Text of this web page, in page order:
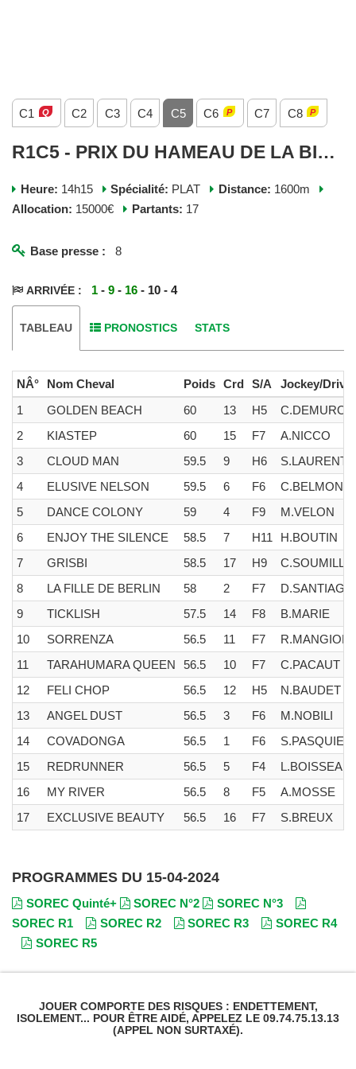
C1 C2 C3 C4 C5 C6 C7 C8
R1C5 - PRIX DU HAMEAU DE LA BICHE - LUNDI 15 AVRIL 2024
Heure: 14h15 Spécialité: PLAT Distance: 1600m
Allocation: 15000€ Partants: 17
Base presse : 8
ARRIVÉE : 1 -9 - 16 - 10 - 4
TABLEAU PRONOSTICS STATS
NÂ° Nom Cheval Poids Crd S/A
Jockey/Driver
1
GOLDEN BEACH 60 13 H5
C.DEMURO
2
KIASTEP 60 15 F7
A.NICCO
3
CLOUD MAN 59.5 9 H6
S.LAURENT
4
ELUSIVE NELSON 59.5 6 F6
C.BELMONT
5
DANCE COLONY 59 4 F9
M.VELON
6
ENJOY THE SILENCE 58.5 7 H11
H.BOUTIN
7
GRISBI 58.5 17 H9
8
LA FILLE DE BERLIN 58 2 F7
D.SANTIAGO
9
TICKLISH 57.5 14 F8
B.MARIE
10
SORRENZA 56.5 11 F7
11
TARAHUMARA QUEEN 56.5 10 F7
C.PACAUT
12
FELI CHOP 56.5 12 H5
N.BAUDET
13
ANGEL DUST 56.5 3 F6
M.NOBILI
14
COVADONGA 56.5 1 F6
S.PASQUIER
15
REDRUNNER 56.5 5 F4
L.BOISSEAU
16
MY RIVER 56.5 8 F5
A.MOSSE
17
EXCLUSIVE BEAUTY 56.5 16 F7 S.BREUX
PROGRAMMES DU 15-04-2024
SOREC Quinté+ SOREC N°2
SOREC N°3
SOREC R1
SOREC R2 SOREC R3
SOREC R4
SOREC R5
JOUER COMPORTE DES RISQUES : ENDETTEMENT,
ISOLEMENT... POUR ÊTRE AIDÉ, APPELEZ LE 09.74.75.13.13
(APPEL NON SURTAXÉ).